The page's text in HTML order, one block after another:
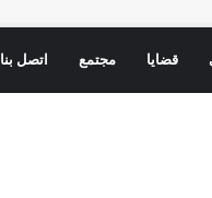
قضايا مجتمع اتصل بنا